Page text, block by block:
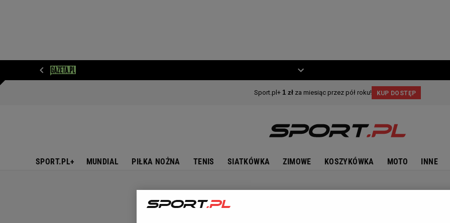
SPORT.PL+ MUNDIAL PIŁKA NOŻNA TENIS SIATKÓWKA ZIMOWE KOSZYKÓWKA MOTO INNE